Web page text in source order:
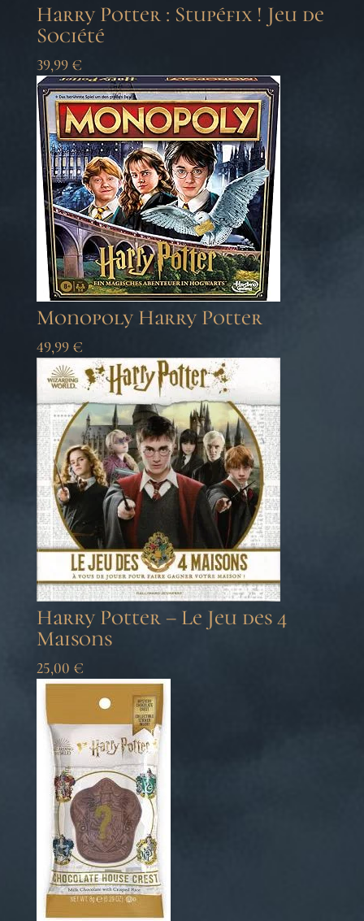
Harry Potter : Stupéfix ! Jeu de
Société
39,99 €
Monopoly Harry Potter
49,99 €
Harry Potter – Le Jeu des 4
Maisons
25,00 €